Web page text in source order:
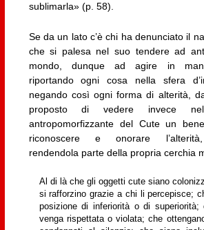
sublimarla» (p. 58).
Se da un lato c’è chi ha denunciato il
che si palesa nel suo tendere ad
mondo, dunque ad agire in
riportando ogni cosa nella sfera
negando così ogni forma di alterità,
proposto di vedere invece
antropomorfizzante del Cute un
riconoscere e onorare l’alterità,
rendendola parte della propria cerchia
Al di là che gli oggetti cute siano
si rafforzino grazie a chi li percepisce;
posizione di inferiorità o di
venga rispettata o violata; che